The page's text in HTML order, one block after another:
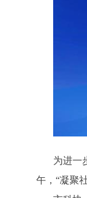
为进一
午，“凝聚